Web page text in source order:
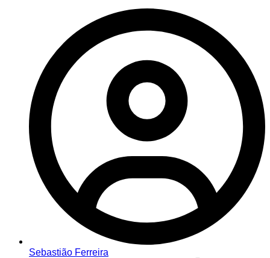
Sebastião Ferreira